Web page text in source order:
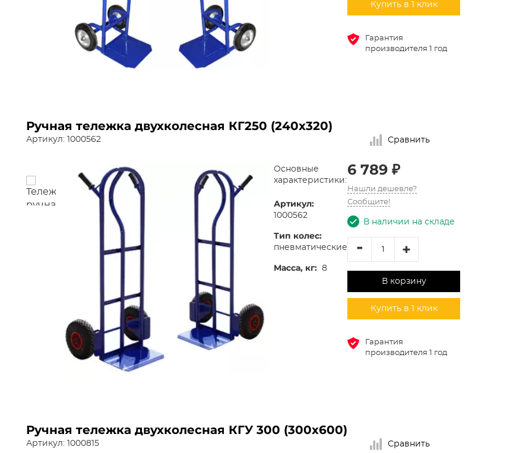
Купить в 1 клик
Гарантия
производителя 1 год
Ручная тележка двухколесная КГ250 (240х320)
Артикул: 1000562 Сравнить
Основные
характеристики:
Артикул:
1000562
Тип колес:
пневматические
Масса, кг: 8
6 789 ₽
Нашли дешевле?
Сообщите!
В наличии на складе
- +
В корзину
Купить в 1 клик
Гарантия
производителя 1 год
Ручная тележка двухколесная КГУ 300 (300х600)
Артикул: 1000815 Сравнить